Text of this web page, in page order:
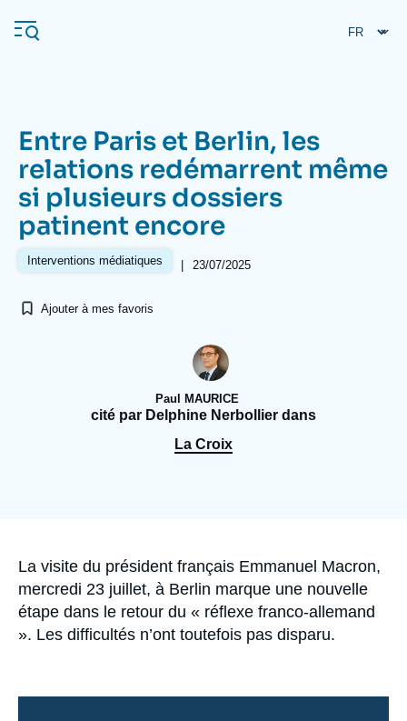
au
contenu
Navigation
principale
L'Ifri
Analyses
Se connecter
Entre Paris et Berlin, les
relations redémarrent même
si plusieurs dossiers
patinent encore
Interventions médiatiques | 23/07/2025
Ajouter à mes favoris
Paul MAURICE
cité par Delphine Nerbollier dans
La Croix
Accroche
La visite du président français Emmanuel Macron,
mercredi 23 juillet, à Berlin marque une nouvelle
étape dans le retour du « réflexe franco-allemand
». Les difficultés n’ont toutefois pas disparu.